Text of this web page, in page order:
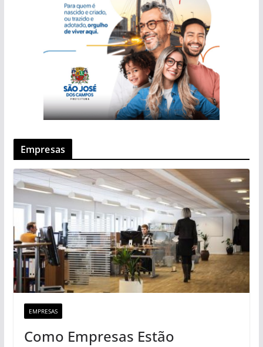
Empresas
EMPRESAS
Como Empresas Estão